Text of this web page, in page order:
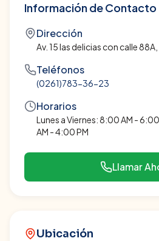
Información de Contacto
Dirección
Av. 15 las delicias con calle
Teléfonos
(0261)783-36-23
Horarios
Lunes a Viernes: 8:00 AM -
AM - 4:00 PM
Llamar
Ubicación